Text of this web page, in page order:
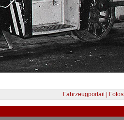
Fahrzeugportait | Fotos